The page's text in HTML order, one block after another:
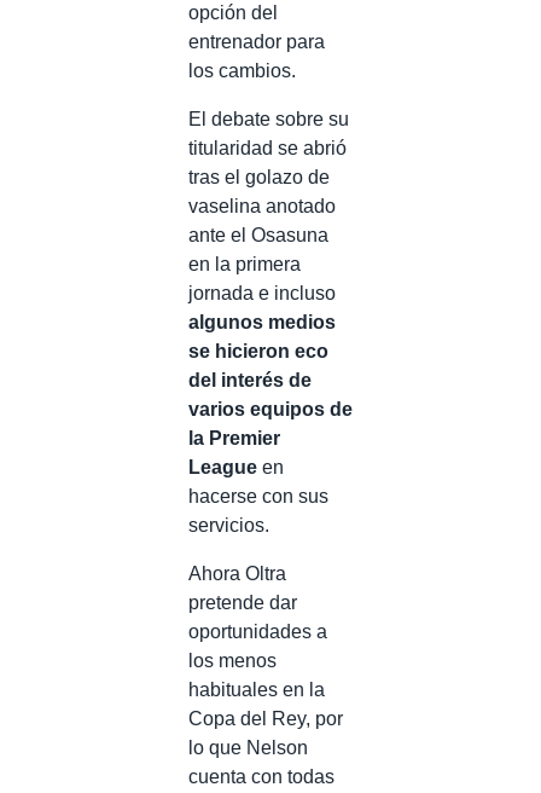
opción del
entrenador para
los cambios.
El debate sobre su
titularidad se abrió
tras el golazo de
vaselina anotado
ante el Osasuna
en la primera
jornada e incluso
algunos medios
se hicieron eco
del interés de
varios equipos de
la Premier
League en
hacerse con sus
servicios.
Ahora Oltra
pretende dar
oportunidades a
los menos
habituales en la
Copa del Rey, por
lo que Nelson
cuenta con todas